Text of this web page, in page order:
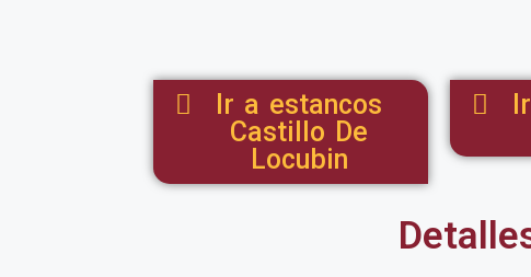
Ir a estancos
Castillo De
Locubin